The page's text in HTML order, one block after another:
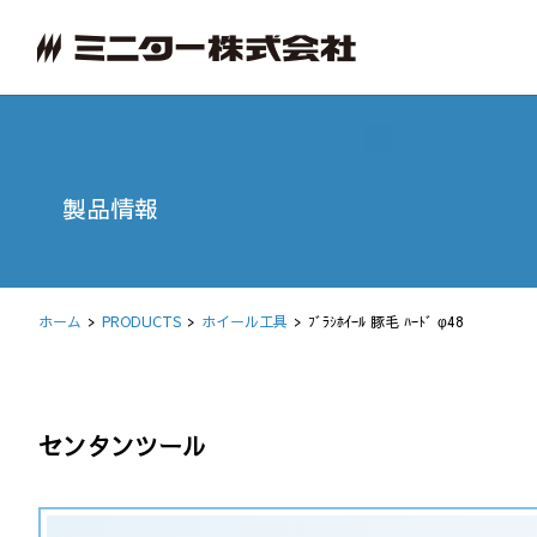
製品情報
ホーム PRODUCTS ホイール工具 ﾌﾞﾗｼﾎｲｰﾙ 豚毛 ﾊｰﾄﾞ φ48
センタンツール